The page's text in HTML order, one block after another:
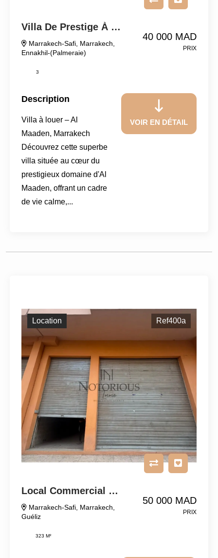
Villa De Prestige À Louer
Marrakech-Safi Marrakech
Ennakhil-(Palmeraie)
40 000 MAD
PRIX
3
Description
Villa à louer – Al
Maaden, Marrakech
Découvrez cette superbe
villa située au cœur du
prestigieux domaine d'Al
Maaden, offrant un cadre
de vie calme,...
VOIR EN DÉTAIL
Location Ref400a
Local Commercial À Vendre Ou À Louer
Marrakech-Safi Marrakech
Guéliz
50 000 MAD
PRIX
323 M²